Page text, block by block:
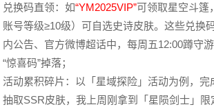
兑换码直领：如“YM2025VIP”可领取星空斗篷
账号等级≥10级）可自选史诗皮肤。这些兑换
内公告、官方微博超话中，每周五12:00蹲守
“惊喜码”掉落；
活动累积碎片：以「星域探险」活动为例，
抽取SSR皮肤，我上周刚拿到「星陨剑士」限